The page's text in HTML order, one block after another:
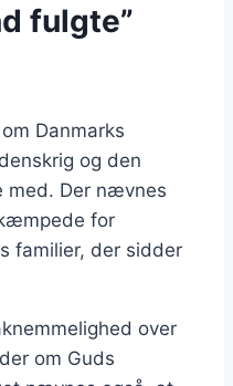
fulgte”
Danmarks
og den
med. Der nævnes
for
familier, der sidder
over
om Guds